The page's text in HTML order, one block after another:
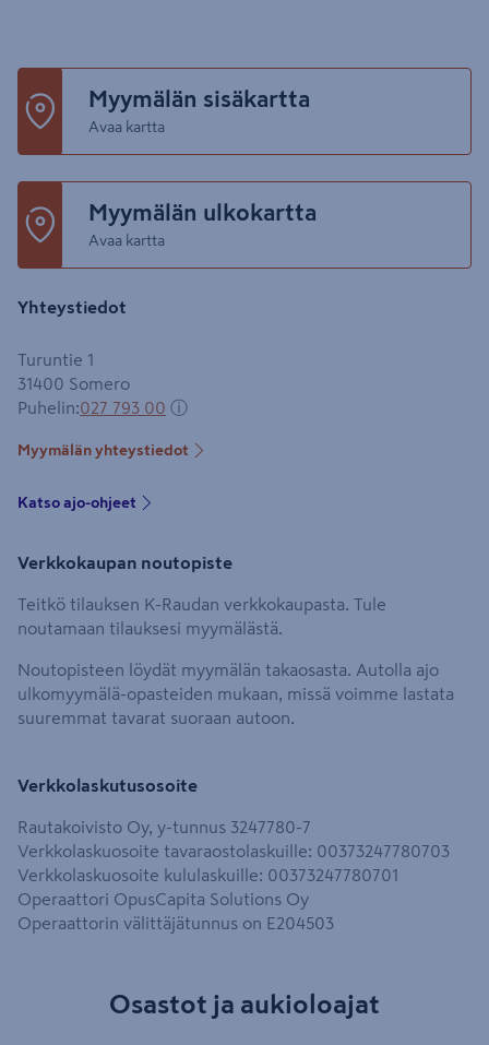
Myymälän sisäkartta
Avaa kartta
Myymälän ulkokartta
Avaa kartta
Yhteystiedot
Turuntie 1
31400 Somero
Puhelin:027 793 00 ⓘ
Myymälän yhteystiedot
Katso ajo-ohjeet
Verkkokaupan noutopiste
Teitkö tilauksen K-Raudan verkkokaupasta. Tule
noutamaan tilauksesi myymälästä.
Noutopisteen löydät myymälän takaosasta. Autolla ajo
ulkomyymälä-opasteiden mukaan, missä voimme lastata
suuremmat tavarat suoraan autoon.
Verkkolaskutusosoite
Rautakoivisto Oy, y-tunnus 3247780-7
Verkkolaskuosoite tavaraostolaskuille: 00373247780703
Verkkolaskuosoite kululaskuille: 00373247780701
Operaattori OpusCapita Solutions Oy
Operaattorin välittäjätunnus on E204503
Osastot ja aukioloajat